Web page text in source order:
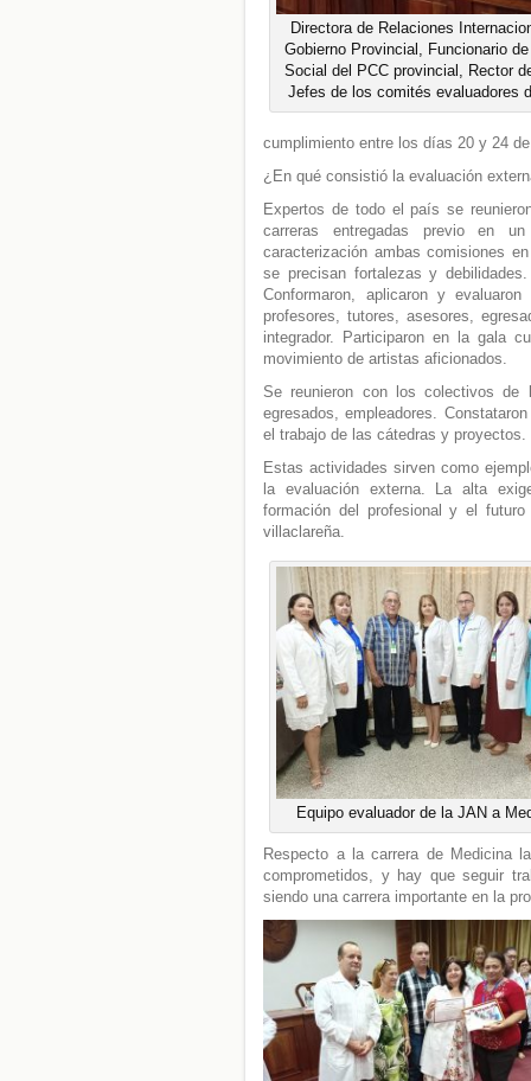
Directora de Relaciones
Gobierno Provincial, Funcionario
Social del PCC provincial, Rector
Jefes de los comités evaluadores
cumplimiento entre los días 20 y 24
¿En qué consistió la evaluación
Expertos de todo el país se
carreras entregadas previo en
caracterización ambas comisiones
se precisan fortalezas y
Conformaron, aplicaron y
profesores, tutores, asesores,
integrador. Participaron en la gala
movimiento de artistas aficionados.
Se reunieron con los colectivos de
egresados, empleadores.
el trabajo de las cátedras y
Estas actividades sirven como
la evaluación externa. La alta
formación del profesional y el
villaclareña.
Equipo evaluador de la JAN a
Respecto a la carrera de Medicina
comprometidos, y hay que seguir
siendo una carrera importante en la